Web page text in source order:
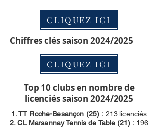
CLIQUEZ ICI
Chiffres clés saison 2024/2025
CLIQUEZ ICI
Top 10 clubs en nombre de
licenciés saison 2024/2025
1. TT Roche-Besançon (25) : 213 licenciés
2. CL Marsannay Tennis de Table (21) : 196